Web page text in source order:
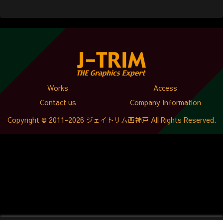
Works
Access
Contact us
Company Information
Copyright © 2011-2026 ジェイトリム西神戸 All Rights Reserved.